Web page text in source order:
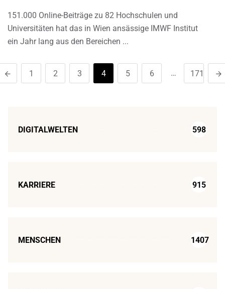
151.000 Online-Beiträge zu 82 Hochschulen und
Universitäten hat das in Wien ansässige IMWF Institut
ein Jahr lang aus den Bereichen
1 2 3 4 5 6 … 171
DIGITALWELTEN 598
KARRIERE 915
MENSCHEN 1407